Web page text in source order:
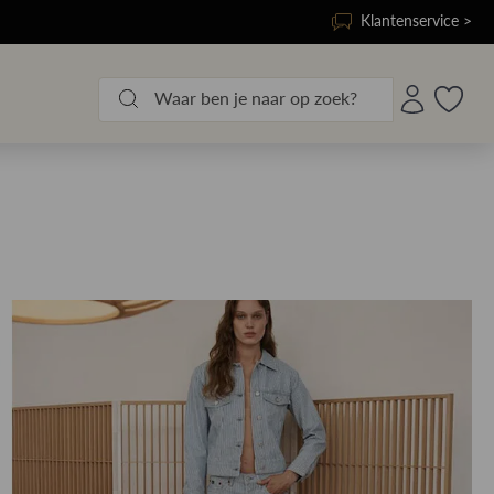
Klantenservice >